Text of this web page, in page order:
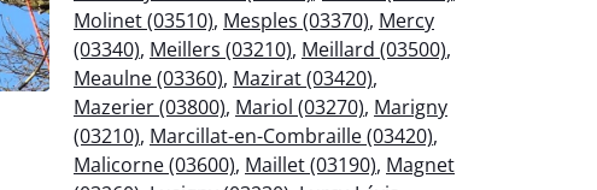
Molinet (03510), Mesples (03370), Mercy
(03340), Meillers (03210), Meillard (03500),
Meaulne (03360), Mazirat (03420),
Mazerier (03800), Mariol (03270), Marigny
(03210), Marcillat-en-Combraille (03420),
Malicorne (03600), Maillet (03190), Magnet